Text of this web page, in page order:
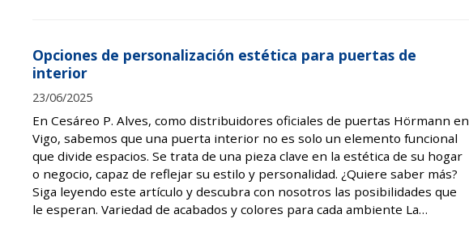
Opciones de personalización estética para puertas de
interior
23/06/2025
En Cesáreo P. Alves, como distribuidores oficiales de puertas Hörmann en
Vigo, sabemos que una puerta interior no es solo un elemento funcional
que divide espacios. Se trata de una pieza clave en la estética de su hogar
o negocio, capaz de reflejar su estilo y personalidad. ¿Quiere saber más?
Siga leyendo este artículo y descubra con nosotros las posibilidades que
le esperan. Variedad de acabados y colores para cada ambiente La